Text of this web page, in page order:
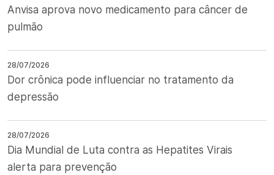
Anvisa aprova novo medicamento para câncer de
pulmão
28/07/2026
Dor crônica pode influenciar no tratamento da
depressão
28/07/2026
Dia Mundial de Luta contra as Hepatites Virais
alerta para prevenção